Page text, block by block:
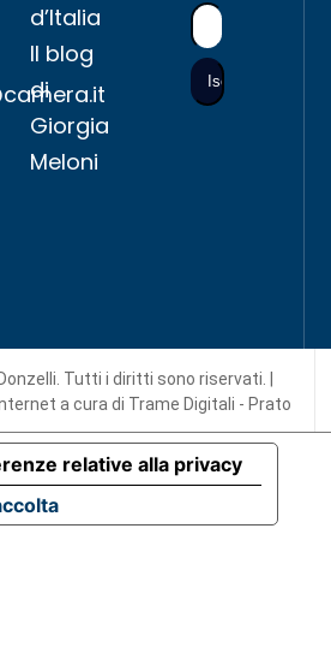
d’Italia
Il blog
di
Giorgia
Meloni
Tutti i diritti sono riservati. |
a cura di Trame Digitali - Prato
relative alla privacy